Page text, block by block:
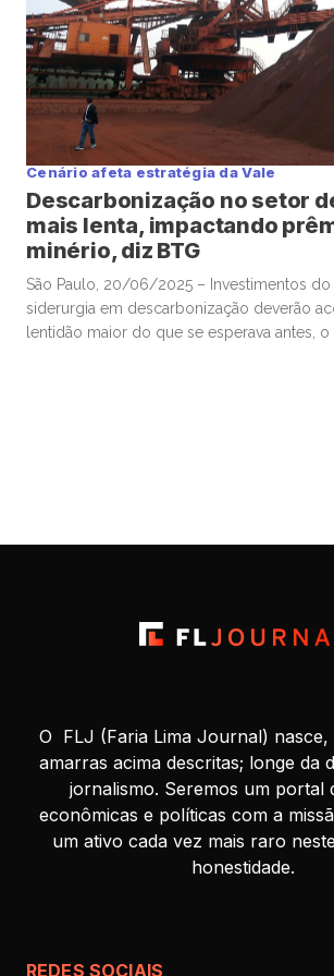
Cenário afeta estratégia da Vale
Descarbonização no setor
mais lenta, impactando
minério, diz BTG
São Paulo, 20/06/2025 – Investimentos
siderurgia em descarbonização deverão
lentidão maior do que se esperava antes,
O FLJ (Faria Lima Journal) nasce,
amarras acima descritas; longe da
jornalismo. Seremos um portal
econômicas e políticas com a
um ativo cada vez mais raro
honestidade.
REDES SOCIAIS